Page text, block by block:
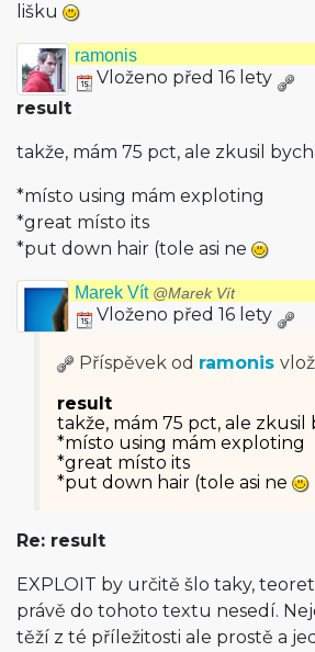
lišku
ramonis
Vloženo před 16 lety
result
takže, mám 75 pct, ale zkusil
*místo using mám exploting
*great místo its
*put down hair (tole asi ne
Marek Vít @Marek Vít
Vloženo před 16 lety
Příspěvek od ramonis
result
takže, mám 75 pct, ale zkusil
*místo using mám exploting
*great místo its
*put down hair (tole asi ne
Re: result
EXPLOIT by určitě šlo taky,
právě do tohoto textu nesedí.
těží z té příležitosti ale prostě a